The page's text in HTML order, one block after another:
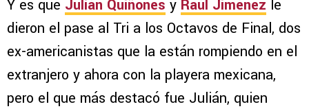
Y es que Julián Quiñones y Raúl Jiménez le
dieron el pase al Tri a los Octavos de Final, dos
ex-americanistas que la están rompiendo en el
extranjero y ahora con la playera mexicana,
pero el que más destacó fue Julián, quien